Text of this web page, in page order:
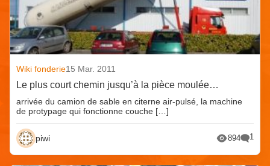
Wiki fonderie15 Mar. 2011
Le plus court chemin jusqu’à la pièce moulée…
arrivée du camion de sable en citerne air-pulsé, la machine
de protypage qui fonctionne couche […]
piwi 894 1